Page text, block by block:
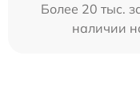
Более 20 тыс.
наличии